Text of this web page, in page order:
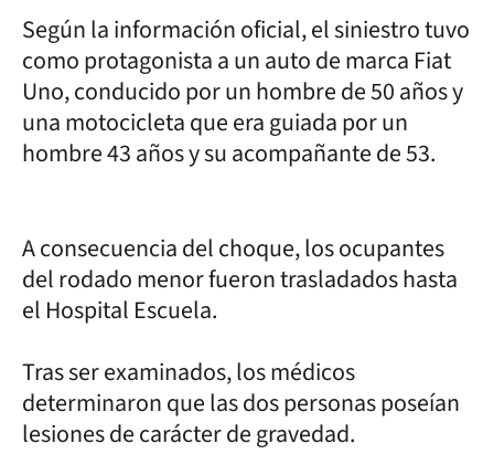
Según la información oficial, el siniestro tuvo
como protagonista a un auto de marca Fiat
Uno, conducido por un hombre de 50 años y
una motocicleta que era guiada por un
hombre 43 años y su acompañante de 53.
A consecuencia del choque, los ocupantes
del rodado menor fueron trasladados hasta
el Hospital Escuela.
Tras ser examinados, los médicos
determinaron que las dos personas poseían
lesiones de carácter de gravedad.